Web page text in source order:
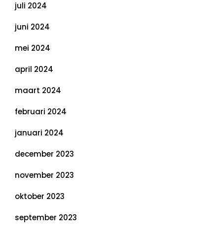
juli 2024
juni 2024
mei 2024
april 2024
maart 2024
februari 2024
januari 2024
december 2023
november 2023
oktober 2023
september 2023